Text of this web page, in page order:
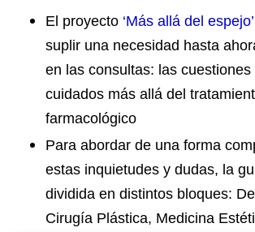
El proyecto ‘Más allá del espejo’
suplir una necesidad hasta
en las consultas: las
cuidados más allá del
farmacológico
Para abordar de una forma
estas inquietudes y dudas, la
dividida en distintos bloques:
Cirugía Plástica, Medicina